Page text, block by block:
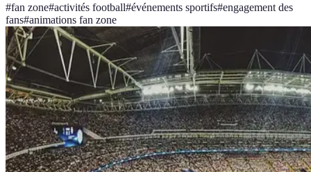
#fan zone#activités football#événements sportifs#engagement des
fans#animations fan zone